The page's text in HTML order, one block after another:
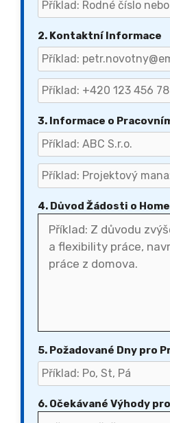
2. Kontaktní Informace
3. Informace o
4. Důvod Žádosti o
5. Požadované Dny pro
6. Očekávané Výhody